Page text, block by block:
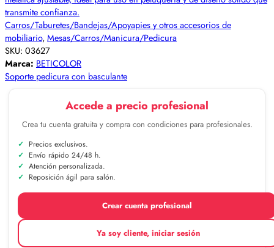
Carros/Taburetes/Bandejas/Apoyapies y otros accesorios de
mobiliario, Mesas/Carros/Manicura/Pedicura
SKU: 03627
Marca: BETICOLOR
Soporte pedicura con basculante
Accede a precio profesional
Crea tu cuenta gratuita y compra con condiciones para profesionales.
Precios exclusivos.
Envío rápido 24/48 h.
Atención personalizada.
Reposición ágil para salón.
Crear cuenta profesional
Ya soy cliente, iniciar sesión